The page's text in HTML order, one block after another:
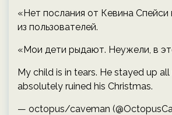
«Нет послания от Кевина
из пользователей.
«Мои дети рыдают. Неужели, в
My child is in tears. He stayed up
absolutely ruined his Christmas.
— octopus/caveman